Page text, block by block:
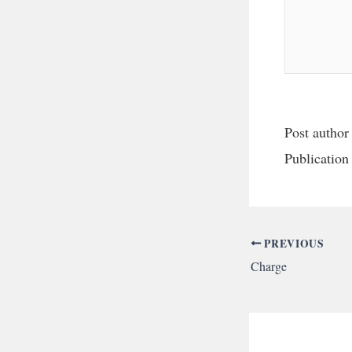
Post author
PREVIOUS
Charge